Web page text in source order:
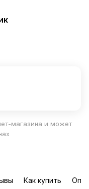
магазина и может
Как купить